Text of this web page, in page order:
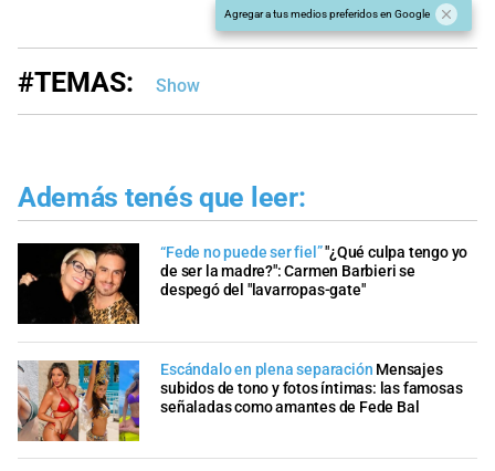
Agregar a tus medios preferidos en Google
#TEMAS: Show
Además tenés que leer:
“Fede no puede ser fiel”"¿Qué culpa tengo yo
de ser la madre?": Carmen Barbieri se
despegó del "lavarropas-gate"
Escándalo en plena separación Mensajes
subidos de tono y fotos íntimas: las famosas
señaladas como amantes de Fede Bal